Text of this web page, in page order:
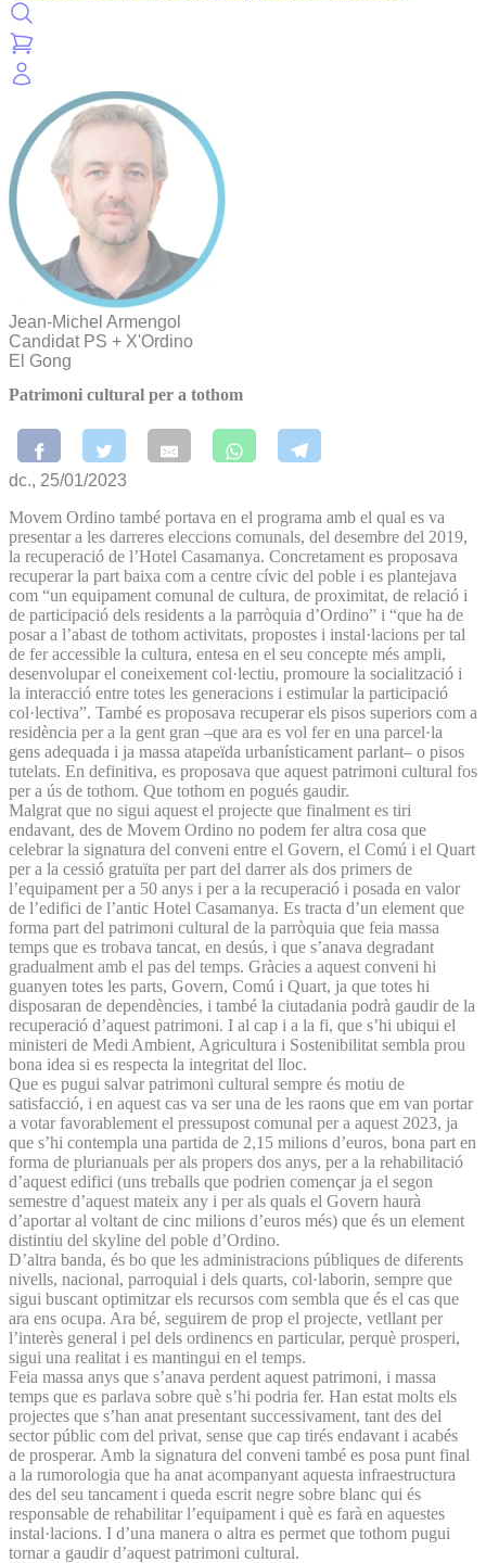
Jean-Michel Armengol
Candidat PS + X'Ordino
El Gong
Patrimoni cultural per a tothom
dc., 25/01/2023
Movem Ordino també portava en el programa amb el qual es va
presentar a les darreres eleccions comunals, del desembre del 2019,
la recuperació de l’Hotel Casamanya. Concretament es proposava
recuperar la part baixa com a centre cívic del poble i es plantejava
com “un equipament comunal de cultura, de proximitat, de relació i
de participació dels residents a la parròquia d’Ordino” i “que ha de
posar a l’abast de tothom activitats, propostes i instal·lacions per tal
de fer accessible la cultura, entesa en el seu concepte més ampli,
desenvolupar el coneixement col·lectiu, promoure la socialització i
la interacció entre totes les generacions i estimular la participació
col·lectiva”. També es proposava recuperar els pisos superiors com a
residència per a la gent gran –que ara es vol fer en una parcel·la
gens adequada i ja massa atapeïda urbanísticament parlant– o pisos
tutelats. En definitiva, es proposava que aquest patrimoni cultural fos
per a ús de tothom. Que tothom en pogués gaudir.
Malgrat que no sigui aquest el projecte que finalment es tiri
endavant, des de Movem Ordino no podem fer altra cosa que
celebrar la signatura del conveni entre el Govern, el Comú i el Quart
per a la cessió gratuïta per part del darrer als dos primers de
l’equipament per a 50 anys i per a la recuperació i posada en valor
de l’edifici de l’antic Hotel Casamanya. Es tracta d’un element que
forma part del patrimoni cultural de la parròquia que feia massa
temps que es trobava tancat, en desús, i que s’anava degradant
gradualment amb el pas del temps. Gràcies a aquest conveni hi
guanyen totes les parts, Govern, Comú i Quart, ja que totes hi
disposaran de dependències, i també la ciutadania podrà gaudir de la
recuperació d’aquest patrimoni. I al cap i a la fi, que s’hi ubiqui el
ministeri de Medi Ambient, Agricultura i Sostenibilitat sembla prou
bona idea si es respecta la integritat del lloc.
Que es pugui salvar patrimoni cultural sempre és motiu de
satisfacció, i en aquest cas va ser una de les raons que em van portar
a votar favorablement el pressupost comunal per a aquest 2023, ja
que s’hi contempla una partida de 2,15 milions d’euros, bona part en
forma de plurianuals per als propers dos anys, per a la rehabilitació
d’aquest edifici (uns treballs que podrien començar ja el segon
semestre d’aquest mateix any i per als quals el Govern haurà
d’aportar al voltant de cinc milions d’euros més) que és un element
distintiu del skyline del poble d’Ordino.
D’altra banda, és bo que les administracions públiques de diferents
nivells, nacional, parroquial i dels quarts, col·laborin, sempre que
sigui buscant optimitzar els recursos com sembla que és el cas que
ara ens ocupa. Ara bé, seguirem de prop el projecte, vetllant per
l’interès general i pel dels ordinencs en particular, perquè prosperi,
sigui una realitat i es mantingui en el temps.
Feia massa anys que s’anava perdent aquest patrimoni, i massa
temps que es parlava sobre què s’hi podria fer. Han estat molts els
projectes que s’han anat presentant successivament, tant des del
sector públic com del privat, sense que cap tirés endavant i acabés
de prosperar. Amb la signatura del conveni també es posa punt final
a la rumorologia que ha anat acompanyant aquesta infraestructura
des del seu tancament i queda escrit negre sobre blanc qui és
responsable de rehabilitar l’equipament i què es farà en aquestes
instal·lacions. I d’una manera o altra es permet que tothom pugui
tornar a gaudir d’aquest patrimoni cultural.